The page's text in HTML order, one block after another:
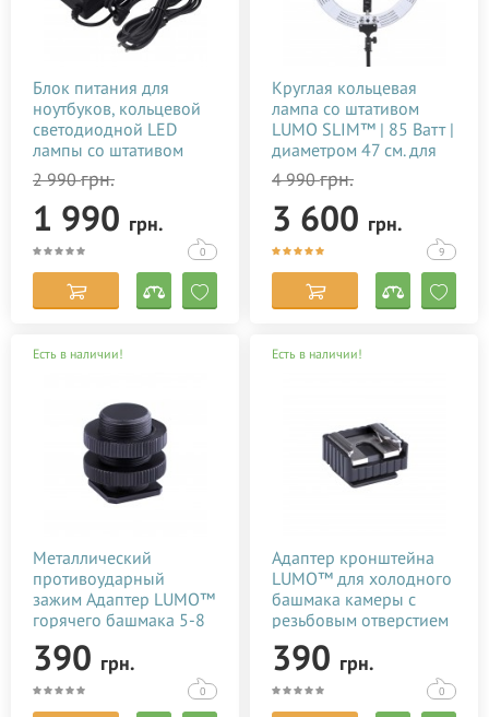
Блок питания для
ноутбуков, кольцевой
светодиодной LED
лампы со штативом
2 990грн.
1 990 грн.
0
Круглая кольцевая
лампа со штативом
LUMO SLIM™ | 85 Ватт |
диаметром 47 см. для
съемки видео тик ток,
блогеров, визажиста,
макияжа купить
недорого в Украине
(Киеве)
4 990грн.
3 600 грн.
9
Есть в наличии!
Металлический
противоударный
зажим Адаптер LUMO™
горячего башмака 5-8
и 1/4 дюйма для
крепления микрофона
390 грн.
0
Есть в наличии!
Адаптер кронштейна
LUMO™ для холодного
башмака камеры с
резьбовым отверстием
1/4 дюйма
390 грн.
0